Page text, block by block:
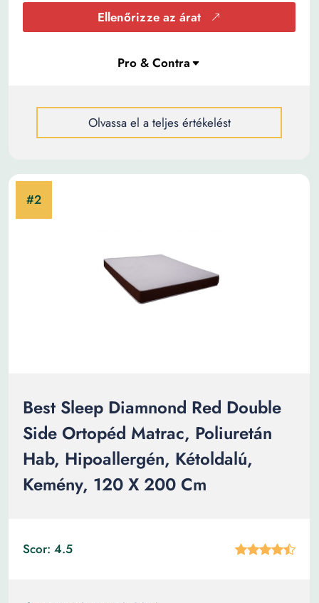
Ellenőrizze az árat
Olvassa el a teljes értékelést
Best Sleep Diamnond Red Double
Side Ortopéd Matrac, Poliuretán
Hab, Hipoallergén, Kétoldalú,
Kemény, 120 X 200 Cm
Scor: 4.5